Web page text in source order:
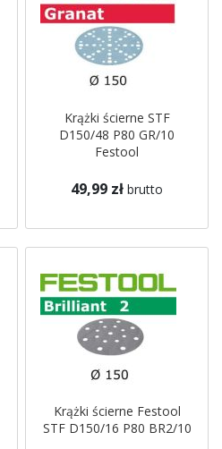
Krążki ścierne STF
D150/48 P80 GR/10
Festool
49,99 zł brutto
Krążki ścierne Festool
STF D150/16 P80 BR2/10